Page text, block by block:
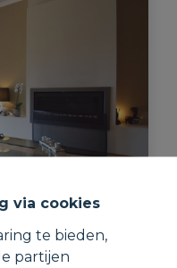
via cookies
te bieden,
partijen
2a20ca.